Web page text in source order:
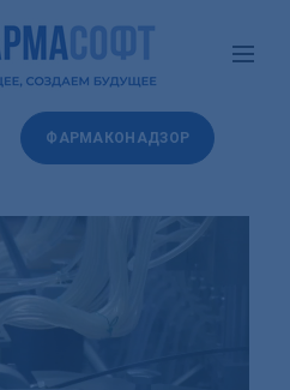
ФАРМАКОНАДЗОР